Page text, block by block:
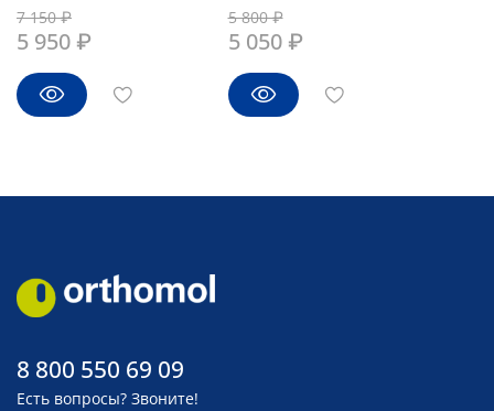
7 150 ₽
5 950 ₽
5 800 ₽
5 050 ₽
8 800 550 69 09
Есть вопросы? Звоните!